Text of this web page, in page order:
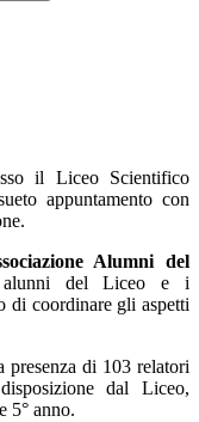
il Liceo Scientifico
appuntamento con
Alumni del
del Liceo e i
di coordinare gli aspetti
presenza di 103 relatori
dal Liceo,
5° anno.